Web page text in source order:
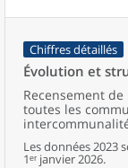
Chiffres détaillés
Évolution et
Recensement
toutes les
Les données 2023
1ᵉʳ janvier 2026.